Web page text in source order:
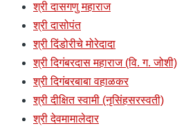
श्री दासगणु महाराज
श्री दासोपंत
श्री दिंडोरीचे मोरेदादा
श्री दिगंबरदास महाराज (वि. ग. जोशी)
श्री दिगंबरबाबा वहाळकर
श्री दीक्षित स्वामी (नृसिंहसरस्वती)
श्री देवमामालेदार